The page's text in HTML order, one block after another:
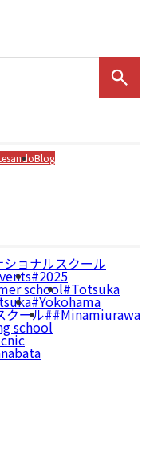
Blog
ョナルスクール
2025
school Totsuka
Yokohama
クール #Minamiurawa
school